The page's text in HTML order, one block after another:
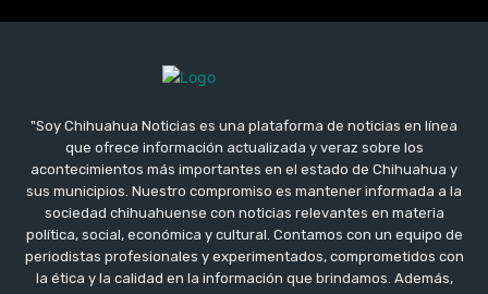
"Soy Chihuahua Noticias es una plataforma de noticias en línea
que ofrece información actualizada y veraz sobre los
acontecimientos más importantes en el estado de Chihuahua y
sus municipios. Nuestro compromiso es mantener informada a la
sociedad chihuahuense con noticias relevantes en materia
política, social, económica y cultural. Contamos con un equipo de
periodistas profesionales y experimentados, comprometidos con
la ética y la calidad en la información que brindamos. Además,